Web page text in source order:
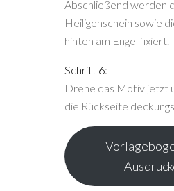
Abschließend werden
Heiligenschein sowie
hinten am Engel fixiert.
Schritt 6:
Drehe das Motiv jetzt
die Rückseite